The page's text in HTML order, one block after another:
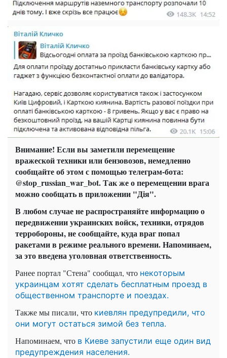
Внимание! Если вы заметили перемещение
вражеской техники или бензовозов, немедленно
сообщайте об этом с помощью телеграм-бота:
@stop_russian_war_bot. Так же о перемещении врага
можно сообщать в приложении "Дія".
В любом случае не распространяйте информацию о
передвижении украинских войск, техники, отрядов
терробороны, не сообщайте, куда враг попал
ракетами в режиме реального времени.Напоминаем,
за это введена уголовная ответственность.
Ранее портал "Стена" сообщал, что некоторым
украинцам хотят сделать бесплатным проезд в
общественном транспорте и поездах.
Также мы писали, что киевлян предупредили, что
они могут остаться зимой без тепла.
Напоминаем, что в Киеве запустили еще один вид
предупреждения населения.